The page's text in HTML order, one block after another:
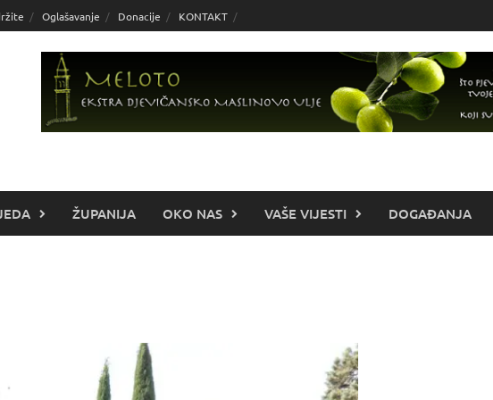
Oglašavanje Donacije KONTAKT
ŽUPANIJA OKO NAS VAŠE VIJESTI DOGAĐANJA